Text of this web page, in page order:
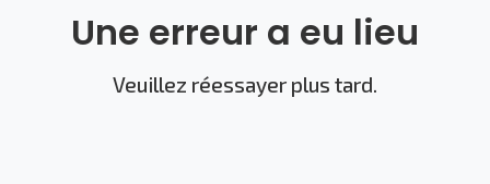
Une erreur a eu lieu
Veuillez réessayer plus tard.